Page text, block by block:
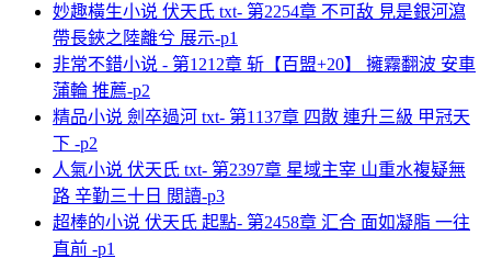
妙趣橫生小说 伏天氏 txt- 第2254章 不可敌 見是銀河瀉
帶長鋏之陸離兮 展示-p1
非常不錯小说 - 第1212章 斩【百盟+20】 擁霧翻波 安車
蒲輪 推薦-p2
精品小说 劍卒過河 txt- 第1137章 四散 連升三級 甲冠天
下 -p2
人氣小说 伏天氏 txt- 第2397章 星域主宰 山重水複疑無
路 辛勤三十日 閲讀-p3
超棒的小说 伏天氏 起點- 第2458章 汇合 面如凝脂 一往
直前 -p1